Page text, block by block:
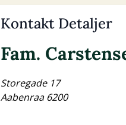
Kontakt Detaljer
Fam.
Storegade 17
Aabenraa 6200